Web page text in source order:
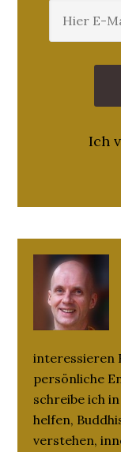
Ich
interessieren
persönliche
schreibe ich
helfen,
verstehen,